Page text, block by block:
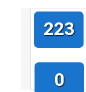
223
0